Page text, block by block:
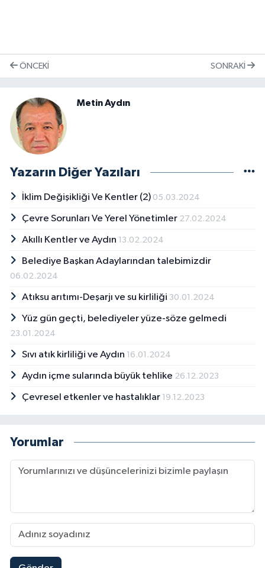
ÖNCEKI SONRAKI
Metin Aydın
Yazarın Diğer Yazıları
İklim Değişikliği Ve Kentler (2) 05.03.2024
Çevre Sorunları Ve Yerel Yönetimler 27.02.2024
Akıllı Kentler ve Aydın 13.02.2024
Belediye Başkan Adaylarından talebimizdir
06.02.2024
Atıksu arıtımı-Deşarjı ve su kirliliği 30.01.2024
Yüz gün geçti, belediyeler yüze-söze gelmedi
23.01.2024
Sıvı atık kirliliği ve Aydın 16.01.2024
Aydın içme sularında büyük tehlike 26.12.2023
Çevresel etkenler ve hastalıklar 19.12.2023
Yorumlar